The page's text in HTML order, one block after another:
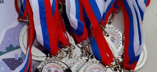
том числе - с инвалидностью.